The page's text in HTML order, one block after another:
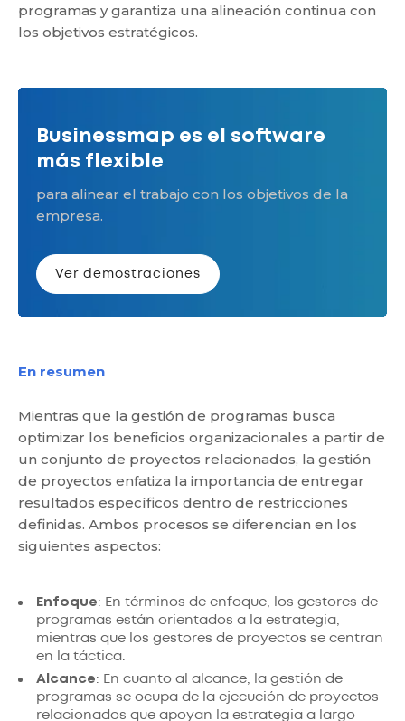
programas y garantiza una alineación continua con
los objetivos estratégicos.
Businessmap es el software
más flexible
para alinear el trabajo con los objetivos de la
empresa.
Ver demostraciones
En resumen
Mientras que la gestión de programas busca
optimizar los beneficios organizacionales a partir de
un conjunto de proyectos relacionados, la gestión
de proyectos enfatiza la importancia de entregar
resultados específicos dentro de restricciones
definidas. Ambos procesos se diferencian en los
siguientes aspectos:
Enfoque: En términos de enfoque, los gestores de
programas están orientados a la estrategia,
mientras que los gestores de proyectos se centran
en la táctica.
Alcance: En cuanto al alcance, la gestión de
programas se ocupa de la ejecución de proyectos
relacionados que apoyan la estrategia a largo